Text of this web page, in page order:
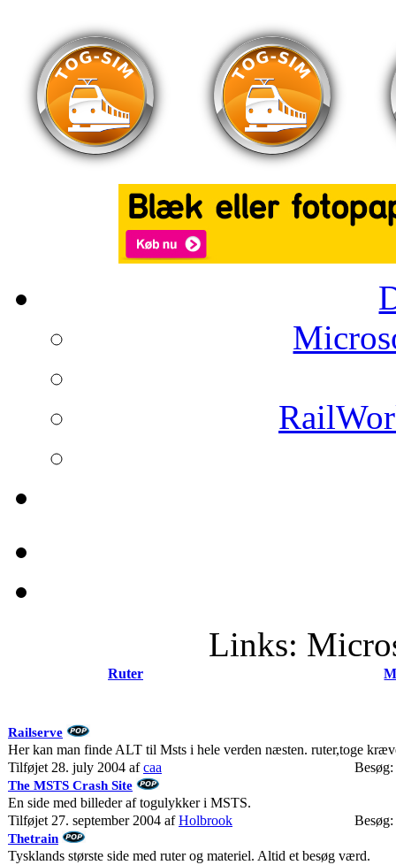
Links:
Ruter
Railserve
Her kan man finde ALT til Msts i hele verden næsten. ruter,toge
Tilføjet 28. july 2004 afcaa
The MSTS Crash Site
En side med billeder af togulykker i MSTS.
Tilføjet 27. september 2004 afHolbrook
Thetrain
Tysklands største side med ruter og materiel. Altid et besøg værd.